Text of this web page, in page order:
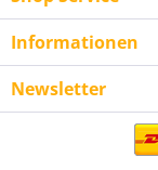
Informationen
Newsletter